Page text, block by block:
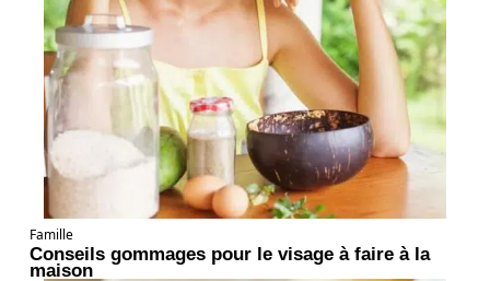
Famille
Conseils gommages pour le visage à faire à la
maison